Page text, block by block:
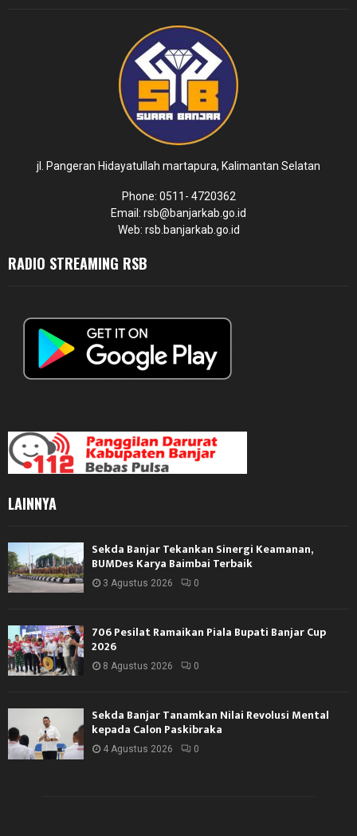
jl. Pangeran Hidayatullah martapura, Kalimantan Selatan
Phone: 0511- 4720362
Email: rsb@banjarkab.go.id
Web: rsb.banjarkab.go.id
RADIO STREAMING RSB
LAINNYA
Sekda Banjar Tekankan Sinergi Keamanan,
BUMDes Karya Baimbai Terbaik
3 Agustus 2026 0
706 Pesilat Ramaikan Piala Bupati Banjar Cup
2026
8 Agustus 2026 0
Sekda Banjar Tanamkan Nilai Revolusi Mental
kepada Calon Paskibraka
4 Agustus 2026 0